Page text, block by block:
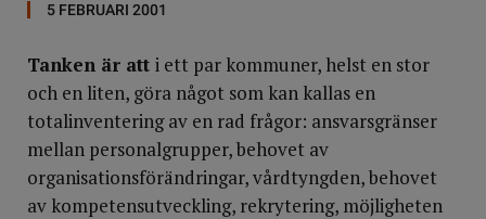
5 FEBRUARI 2001
Tanken är att i ett par kommuner, helst en stor
och en liten, göra något som kan kallas en
totalinventering av en rad frågor: ansvarsgränser
mellan personalgrupper, behovet av
organisationsförändringar, vårdtyngden, behovet
av kompetensutveckling, rekrytering, möjligheten